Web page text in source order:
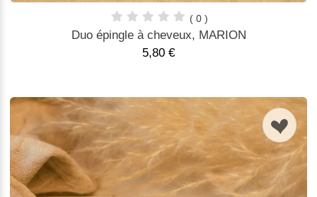
( 0 )
Duo épingle à cheveux, MARION
5,80 €
n